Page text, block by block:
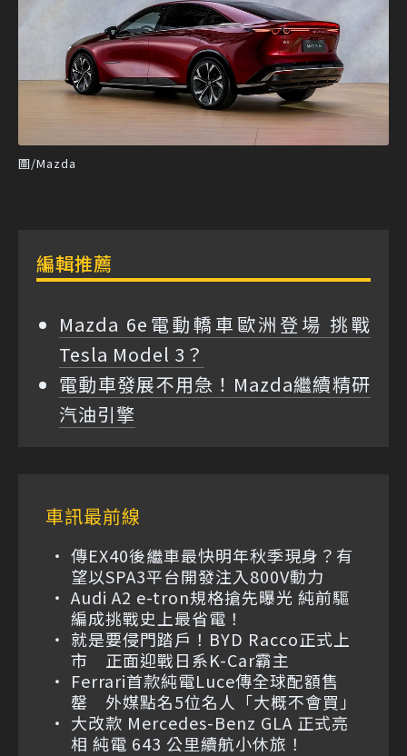
圖/Mazda
編輯推薦
Mazda 6e電動轎車歐洲登場 挑戰
Tesla Model 3？
電動車發展不用急！Mazda繼續精研
汽油引擎
車訊最前線
傳EX40後繼車最快明年秋季現身？有
望以SPA3平台開發注入800V動力
Audi A2 e-tron規格搶先曝光 純前驅
編成挑戰史上最省電！
就是要侵門踏戶！BYD Racco正式上
市 正面迎戰日系K-Car霸主
Ferrari首款純電Luce傳全球配額售
罄 外媒點名5位名人「大概不會買」
大改款 Mercedes-Benz GLA 正式亮
相 純電 643 公里續航小休旅！